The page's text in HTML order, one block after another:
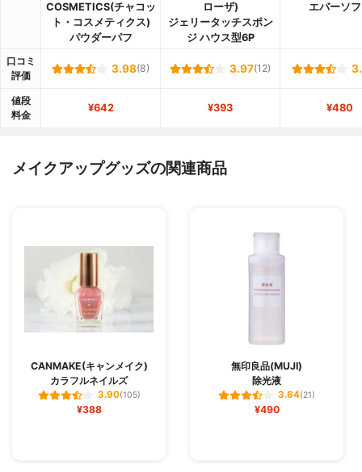
COSMETICS(チャコッ
ト・コスメティクス)
パウダーパフ
ローザ)
ジェリータッチスポン
ジ ハウス型6P
エバーソ
口コミ
評価
3.98(8) 3.97(12)
値段
料金
¥642 ¥393 ¥480
メイクアップグッズの関連商品
CANMAKE(キャンメイク)
カラフルネイルズ
3.90(105)
¥388
無印良品(MUJI)
除光液
3.64(21)
¥490